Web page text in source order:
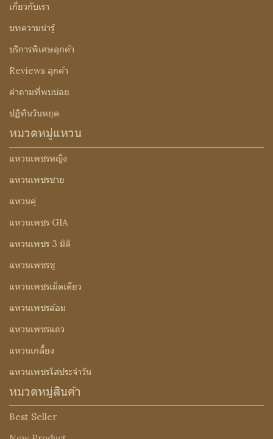
เกี่ยวกับเรา
บทความน่ารู้
บริการพิเศษลูกค้า
Reviews ลูกค้า
คำถามที่พบบ่อย
ปฏิทินวันหยุด
หมวดหมู่แหวน
แหวนเพชรหญิง
แหวนเพชรชาย
แหวนคู่
แหวนเพชร GIA
แหวนเพชร 3 มิติ
แหวนเพชรชู
แหวนเพชรเม็ดเดียว
แหวนเพชรล้อม
แหวนเพชรแถว
แหวนเกลี้ยง
แหวนเพชรใส่ประจำวัน
หมวดหมู่สินค้า
Best Seller